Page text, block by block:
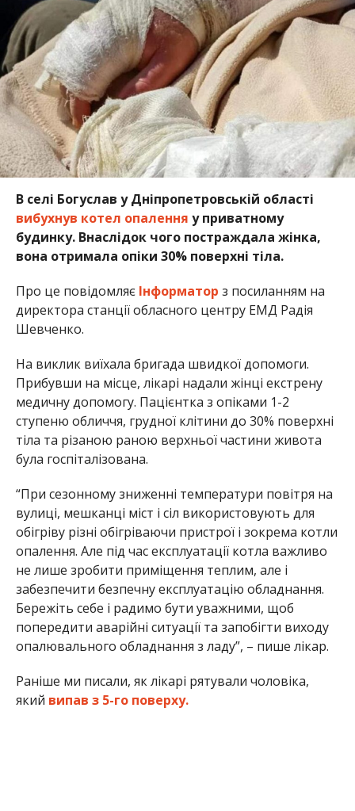
В селі Богуслав у Дніпропетровській області
вибухнув котел опалення у приватному
будинку. Внаслідок чого постраждала жінка,
вона отримала опіки 30% поверхні тіла.
Про це повідомляє Інформатор з посиланням на
директора станції обласного центру ЕМД Радія
Шевченко.
На виклик виїхала бригада швидкої допомоги.
Прибувши на місце, лікарі надали жінці екстрену
медичну допомогу. Пацієнтка з опіками 1-2
ступеню обличчя, грудної клітини до 30% поверхні
тіла та різаною раною верхньої частини живота
була госпіталізована.
“При сезонному зниженні температури повітря на
вулиці, мешканці міст і сіл використовують для
обігріву різні обігріваючи пристрої і зокрема котли
опалення. Але під час експлуатації котла важливо
не лише зробити приміщення теплим, але і
забезпечити безпечну експлуатацію обладнання.
Бережіть себе і радимо бути уважними, щоб
попередити аварійні ситуації та запобігти виходу
опалювального обладнання з ладу”, – пише лікар.
Раніше ми писали, як лікарі рятували чоловіка,
який випав з 5-го поверху.